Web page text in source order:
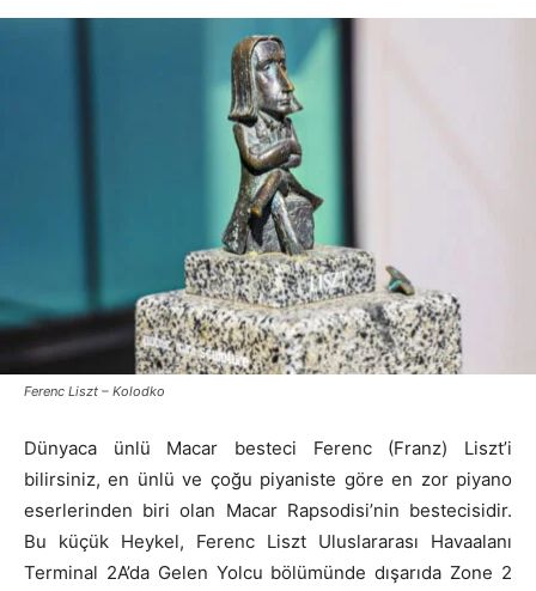
Ferenc Liszt – Kolodko
Dünyaca ünlü Macar besteci Ferenc (Franz) Liszt’i
bilirsiniz, en ünlü ve çoğu piyaniste göre en zor piyano
eserlerinden biri olan Macar Rapsodisi’nin bestecisidir.
Bu küçük Heykel, Ferenc Liszt Uluslararası Havaalanı
Terminal 2A’da Gelen Yolcu bölümünde dışarıda Zone 2